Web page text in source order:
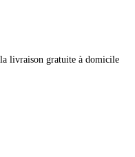
livraison gratuite à domicile